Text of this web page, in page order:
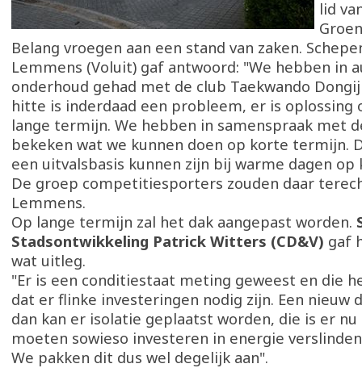
lid
Belang vroegen aan een stand van zaken.
Lemmens (Voluit) gaf antwoord: "We hebben in
onderhoud gehad met de club Taekwando
hitte is inderdaad een probleem, er is oplossing
lange termijn. We hebben in samenspraak met
bekeken wat we kunnen doen op korte termijn.
een uitvalsbasis kunnen zijn bij warme dagen
De groep competitiesporters zouden daar
Lemmens.
Op lange termijn zal het dak aangepast worden.
Stadsontwikkeling Patrick Witters (CD&V) gaf
wat uitleg.
"Er is een conditiestaat meting geweest en die
dat er flinke investeringen nodig zijn. Een nieuw
dan kan er isolatie geplaatst worden, die is er nu
moeten sowieso investeren in energie
We pakken dit dus wel degelijk aan".